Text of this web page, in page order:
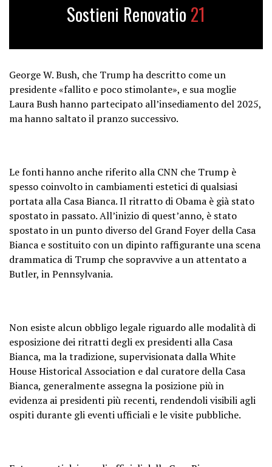
Sostieni Renovatio 21
George W. Bush, che Trump ha descritto come un
presidente «fallito e poco stimolante», e sua moglie
Laura Bush hanno partecipato all’insediamento del 2025,
ma hanno saltato il pranzo successivo.
Le fonti hanno anche riferito alla CNN che Trump è
spesso coinvolto in cambiamenti estetici di qualsiasi
portata alla Casa Bianca. Il ritratto di Obama è già stato
spostato in passato. All’inizio di quest’anno, è stato
spostato in un punto diverso del Grand Foyer della Casa
Bianca e sostituito con un dipinto raffigurante una scena
drammatica di Trump che sopravvive a un attentato a
Butler, in Pennsylvania.
Non esiste alcun obbligo legale riguardo alle modalità di
esposizione dei ritratti degli ex presidenti alla Casa
Bianca, ma la tradizione, supervisionata dalla White
House Historical Association e dal curatore della Casa
Bianca, generalmente assegna la posizione più in
evidenza ai presidenti più recenti, rendendoli visibili agli
ospiti durante gli eventi ufficiali e le visite pubbliche.